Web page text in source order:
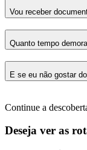
Vou receber
Quanto tempo
E se eu não gostar
Continue a
Deseja ver as